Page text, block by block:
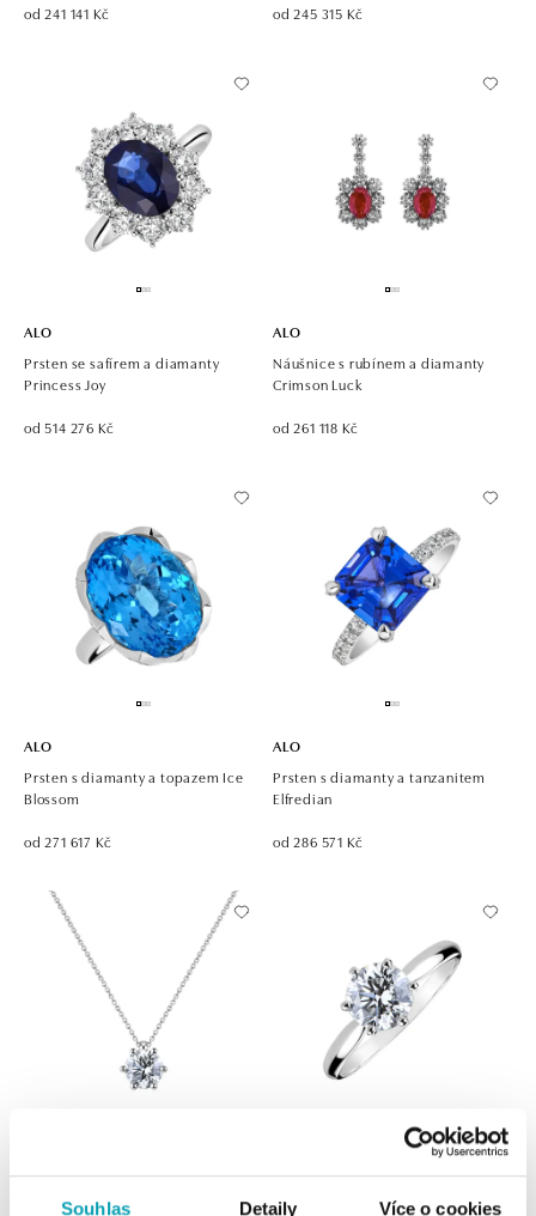
Souhlas Detaily Více o cookies
od 241 141 Kč od 245 315 Kč
ALO
Prsten se safírem a diamanty
Princess Joy
od 514 276 Kč
ALO
Náušnice s rubínem a diamanty
Crimson Luck
od 261 118 Kč
ALO
Prsten s diamanty a topazem Ice
Blossom
od 271 617 Kč
ALO
Prsten s diamanty a tanzanitem
Elfredian
od 286 571 Kč